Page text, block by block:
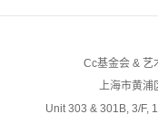
Cc基金会 & 艺
上海市黄浦
Unit 303 & 301B, 3/F,